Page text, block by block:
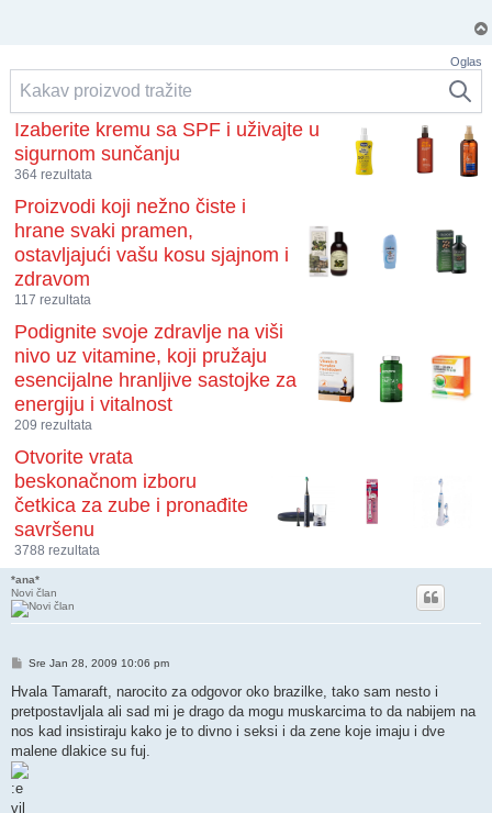
Oglas
Izaberite kremu sa SPF i uživajte u
sigurnom sunčanju
364 rezultata
Proizvodi koji nežno čiste i
hrane svaki pramen,
ostavljajući vašu kosu sjajnom i
zdravom
117 rezultata
Podignite svoje zdravlje na viši
nivo uz vitamine, koji pružaju
esencijalne hranljive sastojke za
energiju i vitalnost
209 rezultata
Otvorite vrata
beskonačnom izboru
četkica za zube i pronađite
savršenu
3788 rezultata
*ana*
Novi član
Post
Sre Jan 28, 2009 10:06 pm
Hvala Tamaraft, narocito za odgovor oko brazilke, tako sam nesto i
pretpostavljala ali sad mi je drago da mogu muskarcima to da nabijem na
nos kad insistiraju kako je to divno i seksi i da zene koje imaju i dve
malene dlakice su fuj.